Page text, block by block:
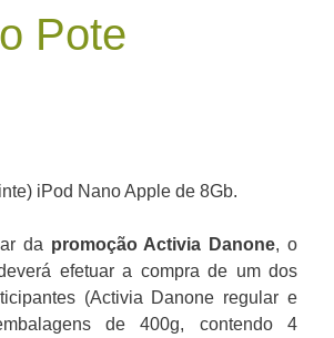
Pote
iPod Nano Apple de 8Gb.
da promoção Activia Danone, o
efetuar a compra de um dos
(Activia Danone regular e
de 400g, contendo 4